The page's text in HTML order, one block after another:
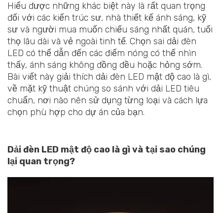
Hiểu được những khác biệt này là rất quan trọng
đối với các kiến trúc sư, nhà thiết kế ánh sáng, kỹ
sư và người mua muốn chiếu sáng nhất quán, tuổi
thọ lâu dài và vẻ ngoài tinh tế. Chọn sai dải đèn
LED có thể dẫn đến các điểm nóng có thể nhìn
thấy, ánh sáng không đồng đều hoặc hỏng sớm.
Bài viết này giải thích dải đèn LED mật độ cao là gì,
về mặt kỹ thuật chúng so sánh với dải LED tiêu
chuẩn, nơi nào nên sử dụng từng loại và cách lựa
chọn phù hợp cho dự án của bạn.
Dải đèn LED mật độ cao là gì và tại sao chúng
lại quan trọng?